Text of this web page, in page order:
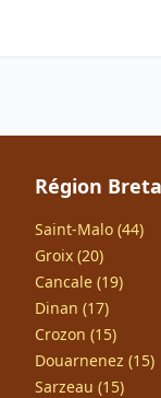
Région
Saint-Malo (44)
Groix (20)
Cancale (19)
Dinan (17)
Crozon (15)
Douarnenez (15)
Sarzeau (15)